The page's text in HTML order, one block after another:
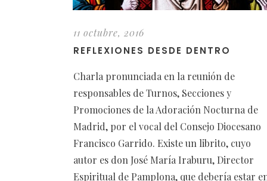
11 octubre, 2016
REFLEXIONES DESDE DENTRO
Charla pronunciada en la reunión de
responsables de Turnos, Secciones y
Promociones de la Adoración Nocturna de
Madrid, por el vocal del Consejo Diocesano
Francisco Garrido. Existe un librito, cuyo
autor es don José María Iraburu, Director
Espiritual de Pamplona, que debería estar